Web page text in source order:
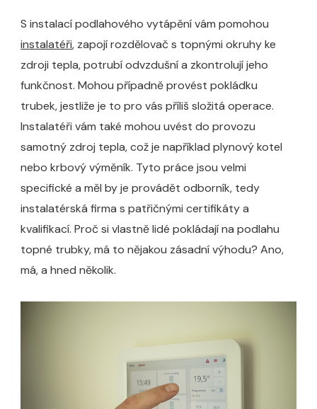
S instalací podlahového vytápění vám pomohou
instalatéři, zapojí rozdělovač s topnými okruhy ke
zdroji tepla, potrubí odvzdušní a zkontrolují jeho
funkčnost. Mohou případně provést pokládku
trubek, jestliže je to pro vás příliš složitá operace.
Instalatéři vám také mohou uvést do provozu
samotný zdroj tepla, což je například plynový kotel
nebo krbový výměník. Tyto práce jsou velmi
specifické a měl by je provádět odborník, tedy
instalatérská firma s patřičnými certifikáty a
kvalifikací. Proč si vlastně lidé pokládají na podlahu
topné trubky, má to nějakou zásadní výhodu? Ano,
má, a hned několik.